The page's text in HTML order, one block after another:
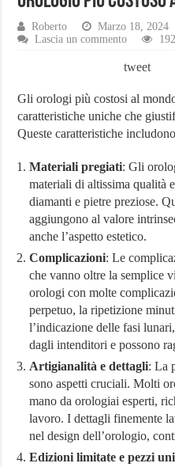
Liste Telemarketing:
Pasta Busiate: il simbolo della
Tutte le casistiche di
Derattizzazioni Enna: il piano
Orologio più costoso al mondo
Villaggio Peschici: Scegli il
Network Marketing Aziende
Roberto Marzo 18, 2024
Lascia un commento
tweet
Gli orologi più costosi al
caratteristiche uniche che
Queste caratteristiche
Materiali pregiati: Gli
materiali di altissima qualità
diamanti e pietre preziose.
aggiungono al valore
anche l’aspetto estetico.
Complicazioni: Le
che vanno oltre la semplice
orologi con molte
perpetuo, la ripetizione
l’indicazione delle fasi
dagli intenditori e possono
Artigianalità e dettagli: La
sono aspetti cruciali. Molti
mano da orologiai esperti,
lavoro. I dettagli finemente
nel design dell’orologio,
Edizioni limitate e pezzi